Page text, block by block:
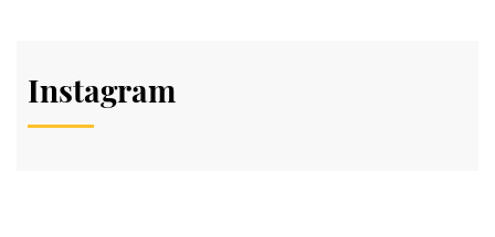
Instagram